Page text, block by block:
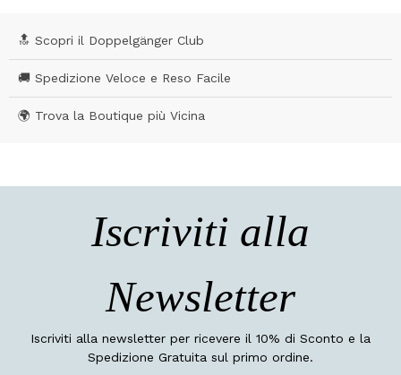
🔝 Scopri il Doppelgänger Club
🚚 Spedizione Veloce e Reso Facile
🌍 Trova la Boutique più Vicina
Iscriviti alla
Newsletter
Iscriviti alla newsletter per ricevere il 10% di Sconto e la
Spedizione Gratuita sul primo ordine.